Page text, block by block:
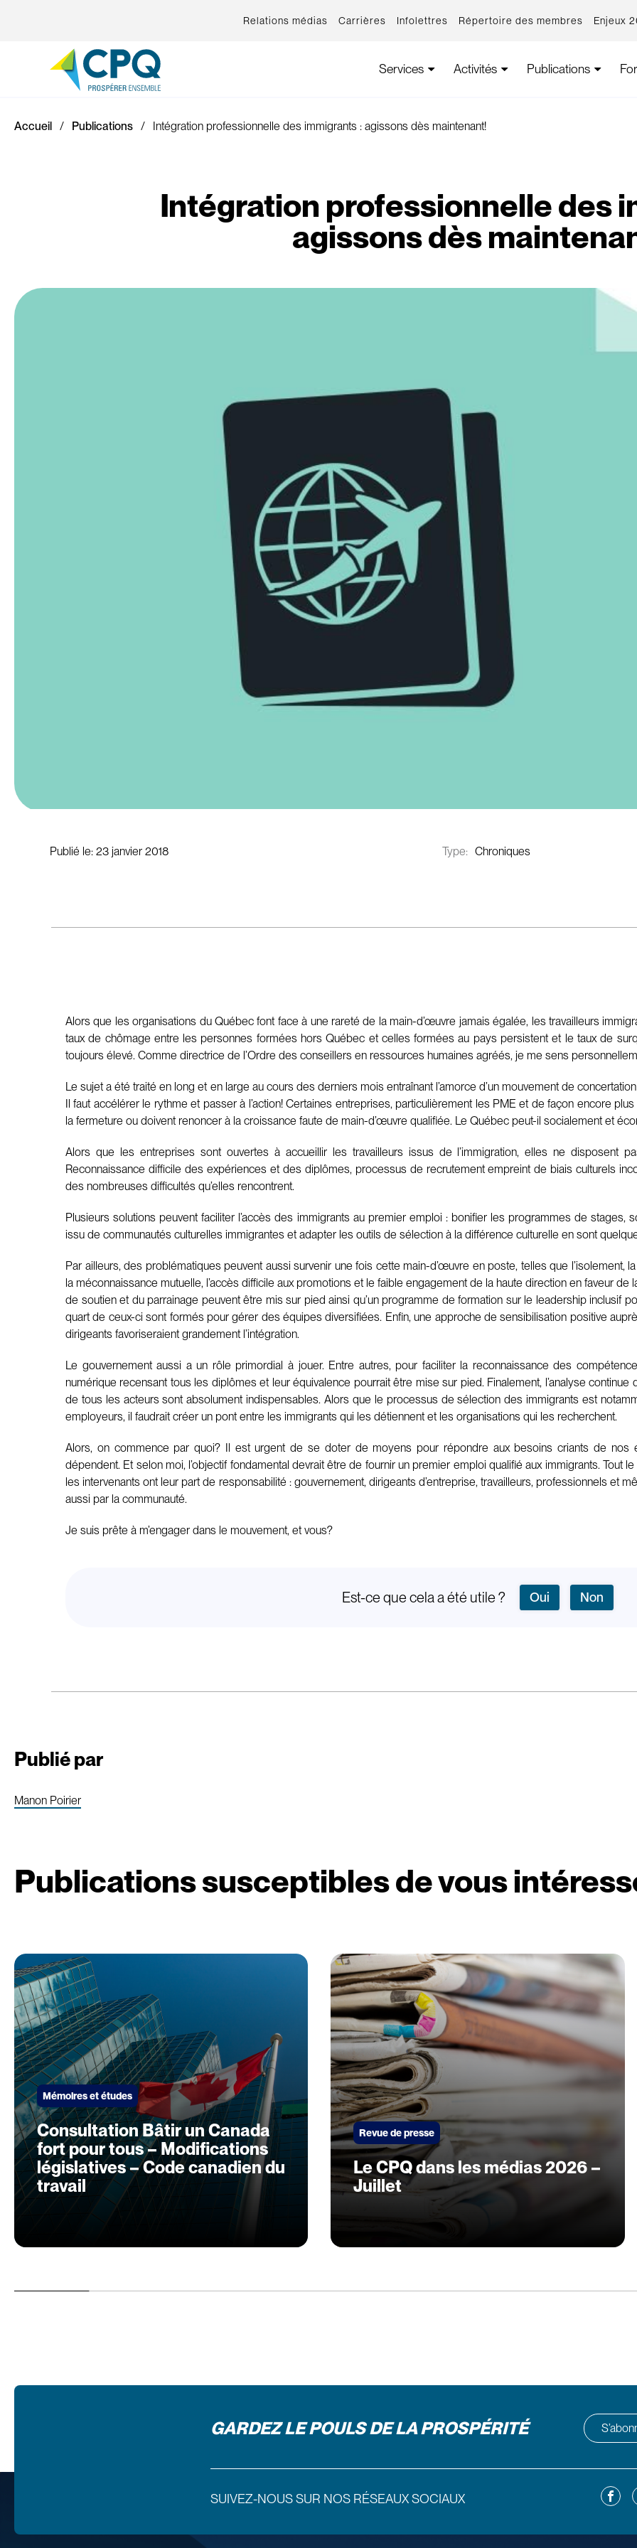
Relations médias Carrières Infolettres Répertoire des membres Enjeux
Services Activités Publications
Accueil Publications Intégration professionnelle des immigrants : agissons dès maintenant!
Intégration professionnelle des
agissons dès
Publié le: 23 janvier 2018 Type: Chroniques
Alors que les organisations du Québec font face à une rareté de la main-d’œuvre jamais égalée, les travailleurs
taux de chômage entre les personnes formées hors Québec et celles formées au pays persistent et le taux de
toujours élevé. Comme directrice de l’Ordre des conseillers en ressources humaines agréés, je me sens
Le sujet a été traité en long et en large au cours des derniers mois entraînant l’amorce d’un mouvement de
Il faut accélérer le rythme et passer à l’action! Certaines entreprises, particulièrement les PME et de façon encore
la fermeture ou doivent renoncer à la croissance faute de main-d’œuvre qualifiée. Le Québec peut-il socialement et
Alors que les entreprises sont ouvertes à accueillir les travailleurs issus de l’immigration, elles ne disposent
Reconnaissance difficile des expériences et des diplômes, processus de recrutement empreint de biais culturels
des nombreuses difficultés qu’elles rencontrent.
Plusieurs solutions peuvent faciliter l’accès des immigrants au premier emploi : bonifier les programmes de stages,
issu de communautés culturelles immigrantes et adapter les outils de sélection à la différence culturelle en sont
Par ailleurs, des problématiques peuvent aussi survenir une fois cette main-d’œuvre en poste, telles que l’isolement,
la méconnaissance mutuelle, l’accès difficile aux promotions et le faible engagement de la haute direction en faveur
de soutien et du parrainage peuvent être mis sur pied ainsi qu’un programme de formation sur le leadership inclusif
quart de ceux-ci sont formés pour gérer des équipes diversifiées. Enfin, une approche de sensibilisation positive
dirigeants favoriseraient grandement l’intégration.
Le gouvernement aussi a un rôle primordial à jouer. Entre autres, pour faciliter la reconnaissance des
numérique recensant tous les diplômes et leur équivalence pourrait être mise sur pied. Finalement, l’analyse
de tous les acteurs sont absolument indispensables. Alors que le processus de sélection des immigrants est
employeurs, il faudrait créer un pont entre les immigrants qui les détiennent et les organisations qui les recherchent.
Alors, on commence par quoi? Il est urgent de se doter de moyens pour répondre aux besoins criants de nos
dépendent. Et selon moi, l’objectif fondamental devrait être de fournir un premier emploi qualifié aux immigrants. Tout
les intervenants ont leur part de responsabilité : gouvernement, dirigeants d’entreprise, travailleurs, professionnels et
aussi par la communauté.
Je suis prête à m’engager dans le mouvement, et vous?
Est-ce que cela a été utile ? Oui Non
Publié par
Manon Poirier
Publications susceptibles de vous
Mémoires et études
Consultation Bâtir un Canada
fort pour tous – Modifications
législatives – Code canadien du
travail
Revue de presse
Le CPQ dans les médias 2026 –
Juillet
GARDEZ LE POULS DE LA PROSPÉRITÉ
SUIVEZ-NOUS SUR NOS RÉSEAUX SOCIAUX